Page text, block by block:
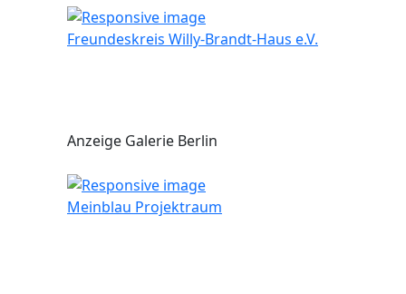
Freundeskreis Willy-Brandt-Haus e.V.
Anzeige Galerie Berlin
Meinblau Projektraum